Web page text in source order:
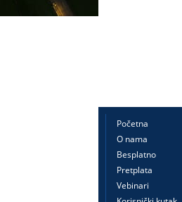
Početna
O nama
Besplatno
Pretplata
Vebinari